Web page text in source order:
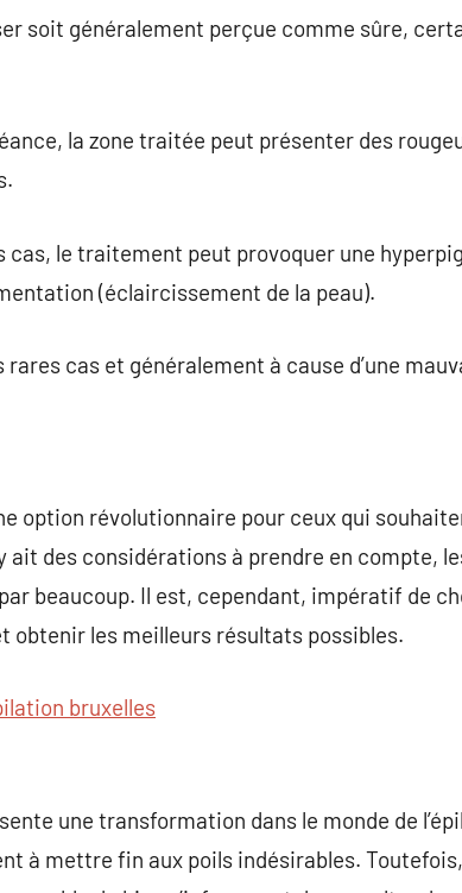
soit généralement perçue comme sûre,
la zone traitée peut présenter des
cas, le traitement peut provoquer une
(éclaircissement de la peau).
rares cas et généralement à cause d’une
option révolutionnaire pour ceux qui
ait des considérations à prendre en compte,
beaucoup. Il est, cependant, impératif de
obtenir les meilleurs résultats possibles.
bruxelles
une transformation dans le monde de
à mettre fin aux poils indésirables.